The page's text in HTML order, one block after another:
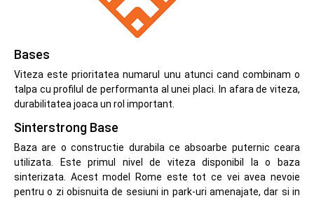
Bases
Viteza este prioritatea numarul unu atunci cand combinam o
talpa cu profilul de performanta al unei placi. In afara de viteza,
durabilitatea joaca un rol important.
Sinterstrong Base
Baza are o constructie durabila ce absoarbe puternic ceara
utilizata. Este primul nivel de viteza disponibil la o baza
sinterizata. Acest model Rome este tot ce vei avea nevoie
pentru o zi obisnuita de sesiuni in park-uri amenajate, dar si in